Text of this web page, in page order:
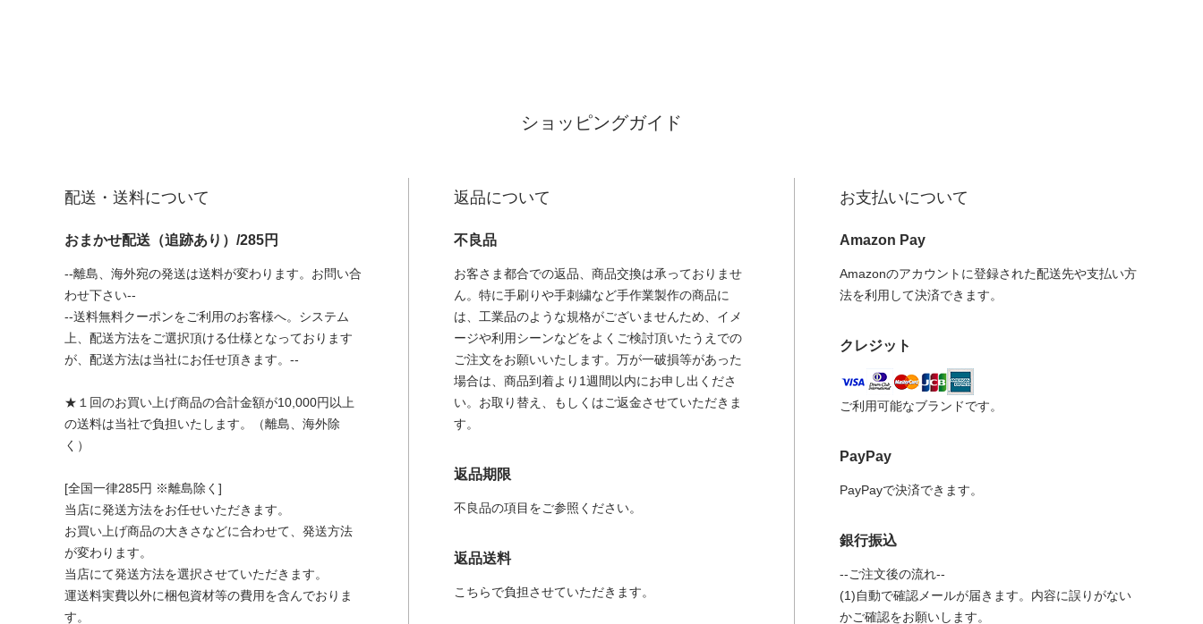
ショッピングガイド
配送・送料について
おまかせ配送（追跡あり）/285円
--離島、海外宛の発送は送料が変わります。お問い合
わせ下さい--
--送料無料クーポンをご利用のお客様へ。システム
上、配送方法をご選択頂ける仕様となっております
が、配送方法は当社にお任せ頂きます。--
★１回のお買い上げ商品の合計金額が10,000円以上
の送料は当社で負担いたします。（離島、海外除
く）
[全国一律285円 ※離島除く]
当店に発送方法をお任せいただきます。
お買い上げ商品の大きさなどに合わせて、発送方法
が変わります。
当店にて発送方法を選択させていただきます。
運送料実費以外に梱包資材等の費用を含んでおりま
す。
返品について
不良品
お客さま都合での返品、商品交換は承っておりませ
ん。特に手刷りや手刺繍など手作業製作の商品に
は、工業品のような規格がございませんため、イメ
ージや利用シーンなどをよくご検討頂いたうえでの
ご注文をお願いいたします。万が一破損等があった
場合は、商品到着より1週間以内にお申し出くださ
い。お取り替え、もしくはご返金させていただきま
す。
返品期限
不良品の項目をご参照ください。
返品送料
こちらで負担させていただきます。
お支払いについて
Amazon Pay
Amazonのアカウントに登録された配送先や支払い方
法を利用して決済できます。
クレジット
ご利用可能なブランドです。
PayPay
PayPayで決済できます。
銀行振込
--ご注文後の流れ--
(1)自動で確認メールが届きます。内容に誤りがない
かご確認をお願いします。